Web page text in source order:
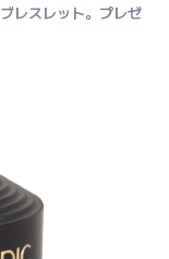
レスレット。 プレゼ